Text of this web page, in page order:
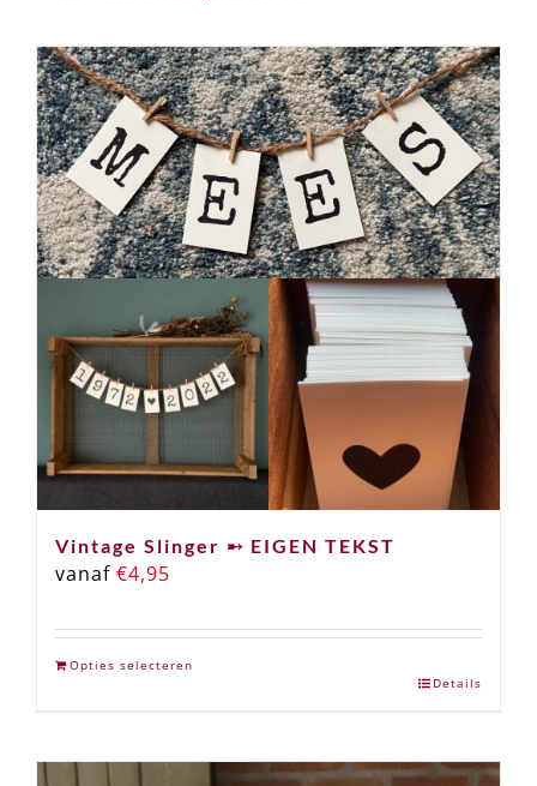
Vintage Slinger ➸ EIGEN TEKST
vanaf €4,95
Opties selecteren
Details